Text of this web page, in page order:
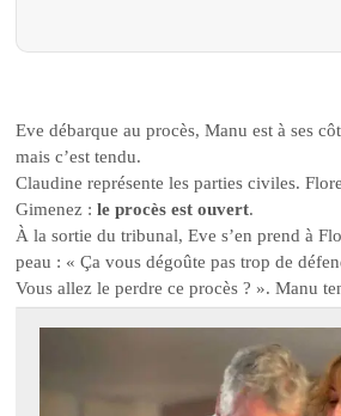
Eve débarque au procès, Manu est à ses
mais c’est tendu.
Claudine représente les parties civiles.
Gimenez :le procès est ouvert.
À la sortie du tribunal, Eve s’en prend à
peau : « Ça vous dégoûte pas trop de
Vous allez le perdre ce procès ? ». Manu